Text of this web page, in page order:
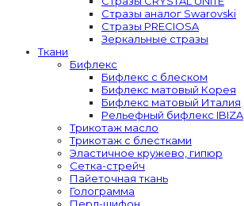
Стразы аналог Swarovski
Стразы PRECIOSA
Зеркальные стразы
Ткани
Бифлекс
Бифлекс с блеском
Бифлекс матовый Корея
Бифлекс матовый Италия
Рельефный бифлекс IBIZA
Трикотаж масло
Трикотаж с блестками
Эластичное кружево, гипюр
Сетка-стрейч
Пайеточная ткань
Голограмма
Перл-шифон